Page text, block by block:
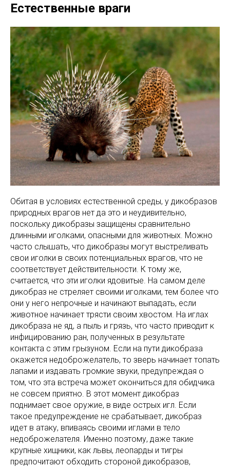
Естественные враги
Обитая в условиях естественной среды, у дикобразов
природных врагов нет да это и неудивительно,
поскольку дикобразы защищены сравнительно
длинными иголками, опасными для животных. Можно
часто слышать, что дикобразы могут выстреливать
свои иголки в своих потенциальных врагов, что не
соответствует действительности. К тому же,
считается, что эти иголки ядовитые. На самом деле
дикобраз не стреляет своими иголками, тем более что
они у него непрочные и начинают выпадать, если
животное начинает трясти своим хвостом. На иглах
дикобраза не яд, а пыль и грязь, что часто приводит к
инфицированию ран, полученных в результате
контакта с этим грызуном. Если на пути дикобраза
окажется недоброжелатель, то зверь начинает топать
лапами и издавать громкие звуки, предупреждая о
том, что эта встреча может окончиться для обидчика
не совсем приятно. В этот момент дикобраз
поднимает свое оружие, в виде острых игл. Если
такое предупреждение не срабатывает, дикобраз
идет в атаку, впиваясь своими иглами в тело
недоброжелателя. Именно поэтому, даже такие
крупные хищники, как львы, леопарды и тигры
предпочитают обходить стороной дикобразов,